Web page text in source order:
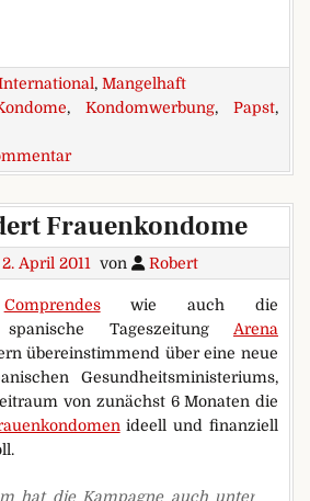
, Mangelhaft
, Kondomwerbung, Papst,
zu Papstlobby gegen
Frauenkondome
2. April 2011 von Robert
Comprendeswie auch die
spanische Tageszeitung Arena
übereinstimmend über eine neue
Gesundheitsministeriums,
von zunächst 6 Monaten die
ideell und finanziell
hat die Kampagne auch unter